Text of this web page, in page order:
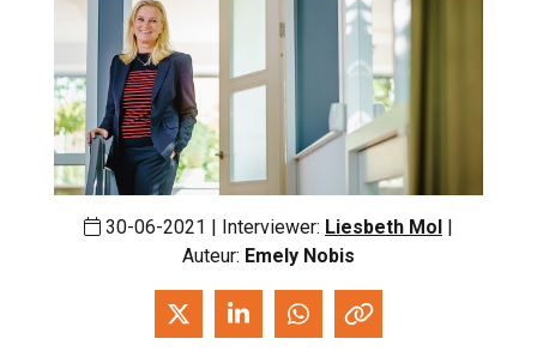
30-06-2021 | Interviewer: Liesbeth Mol |
Auteur: Emely Nobis